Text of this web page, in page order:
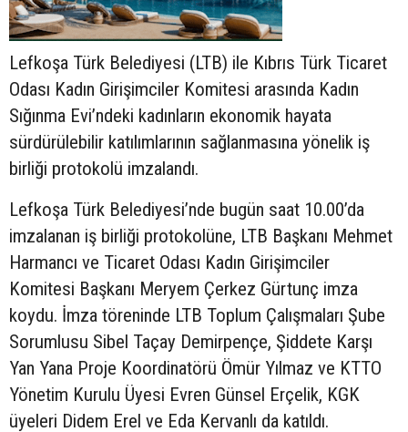
Lefkoşa Türk Belediyesi (LTB) ile Kıbrıs Türk Ticaret
Odası Kadın Girişimciler Komitesi arasında Kadın
Sığınma Evi’ndeki kadınların ekonomik hayata
sürdürülebilir katılımlarının sağlanmasına yönelik iş
birliği protokolü imzalandı.
Lefkoşa Türk Belediyesi’nde bugün saat 10.00’da
imzalanan iş birliği protokolüne, LTB Başkanı Mehmet
Harmancı ve Ticaret Odası Kadın Girişimciler
Komitesi Başkanı Meryem Çerkez Gürtunç imza
koydu. İmza töreninde LTB Toplum Çalışmaları Şube
Sorumlusu Sibel Taçay Demirpençe, Şiddete Karşı
Yan Yana Proje Koordinatörü Ömür Yılmaz ve KTTO
Yönetim Kurulu Üyesi Evren Günsel Erçelik, KGK
üyeleri Didem Erel ve Eda Kervanlı da katıldı.